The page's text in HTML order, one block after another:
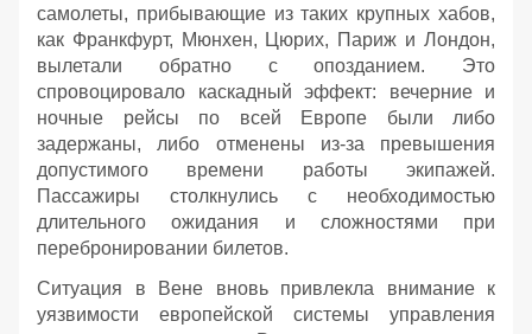
самолеты, прибывающие из таких крупных хабов,
как Франкфурт, Мюнхен, Цюрих, Париж и Лондон,
вылетали обратно с опозданием. Это
спровоцировало каскадный эффект: вечерние и
ночные рейсы по всей Европе были либо
задержаны, либо отменены из-за превышения
допустимого времени работы экипажей.
Пассажиры столкнулись с необходимостью
длительного ожидания и сложностями при
перебронировании билетов.
Ситуация в Вене вновь привлекла внимание к
уязвимости европейской системы управления